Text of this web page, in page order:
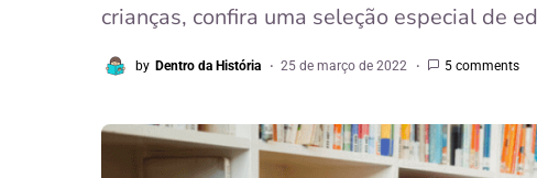
crianças, confira uma seleção especial de
by Dentro da História 25 de março de 2022 5 comments